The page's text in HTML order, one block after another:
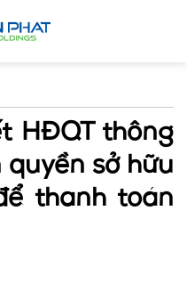
HĐQT thông
quyền sở hữu
thanh toán